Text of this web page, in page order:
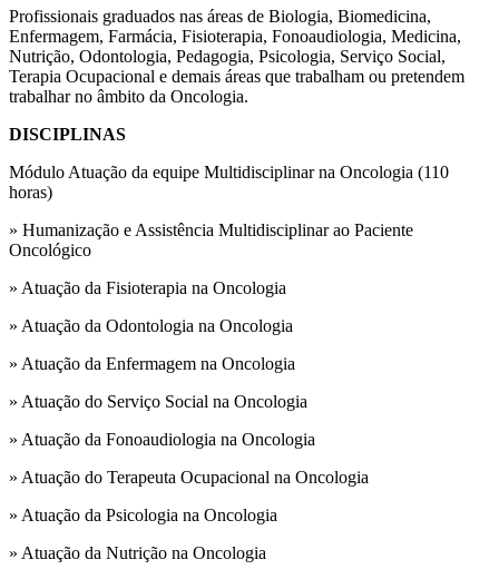
Profissionais graduados nas áreas de Biologia, Biomedicina,
Enfermagem, Farmácia, Fisioterapia, Fonoaudiologia, Medicina,
Nutrição, Odontologia, Pedagogia, Psicologia, Serviço Social,
Terapia Ocupacional e demais áreas que trabalham ou pretendem
trabalhar no âmbito da Oncologia.
DISCIPLINAS
Módulo Atuação da equipe Multidisciplinar na Oncologia (110
horas)
» Humanização e Assistência Multidisciplinar ao Paciente
Oncológico
» Atuação da Fisioterapia na Oncologia
» Atuação da Odontologia na Oncologia
» Atuação da Enfermagem na Oncologia
» Atuação do Serviço Social na Oncologia
» Atuação da Fonoaudiologia na Oncologia
» Atuação do Terapeuta Ocupacional na Oncologia
» Atuação da Psicologia na Oncologia
» Atuação da Nutrição na Oncologia